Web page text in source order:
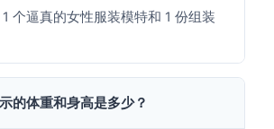
个逼真的女性服装模特和 1 份组装
的体重和身高是多少？